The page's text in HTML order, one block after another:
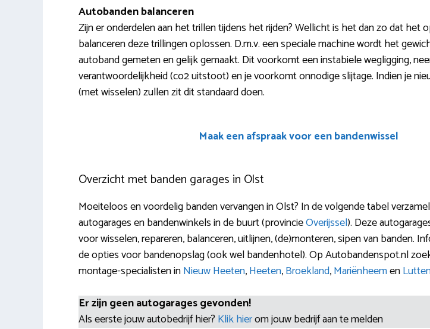
Autobanden balanceren
Zijn er onderdelen aan het trillen tijdens het rijden? Wellicht is het dan zo dat het
balanceren deze trillingen oplossen. D.m.v. een speciale machine wordt het
autoband gemeten en gelijk gemaakt. Dit voorkomt een instabiele wegligging,
verantwoordelijkheid (co2 uitstoot) en je voorkomt onnodige slijtage. Indien je
(met wisselen) zullen zit dit standaard doen.
Maak een afspraak voor een bandenwissel
Overzicht met banden garages in Olst
Moeiteloos en voordelig banden vervangen in Olst? In de volgende tabel
autogarages en bandenwinkels in de buurt (provincieOverijssel). Deze
voor wisselen, repareren, balanceren, uitlijnen, (de)monteren, sipen van banden.
de opties voor bandenopslag (ook wel bandenhotel). Op Autobandenspot.nl
montage-specialisten inNieuw Heeten,Heeten,Broekland,Mariënheemen
Er zijn geen autogarages gevonden!
Als eerste jouw autobedrijf hier? Klik hierom jouw bedrijf aan te melden